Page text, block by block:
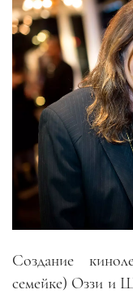
Создание
семейке) Оззи и